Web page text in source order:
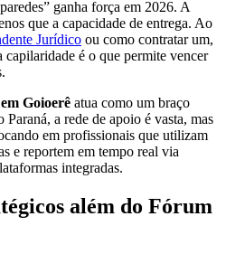
ganha força em 2026. A
que a capacidade de entrega. Ao
Jurídico ou como contratar um,
é o que permite vencer
Goioerê atua como um braço
a rede de apoio é vasta, mas
em profissionais que utilizam
e reportem em tempo real via
integradas.
além do Fórum